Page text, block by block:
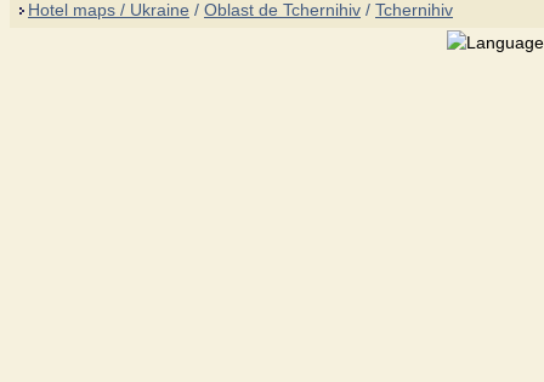
Hotel maps / Ukraine / Oblast de Tchernihiv / Tchernihiv